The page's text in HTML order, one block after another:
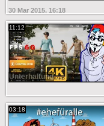
30 Mar 2015, 16:18
11:12
Unterhaltung
03:18